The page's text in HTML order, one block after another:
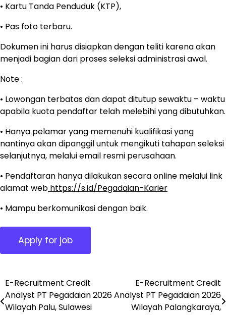
• Kartu Tanda Penduduk (KTP),
• Pas foto terbaru.
Dokumen ini harus disiapkan dengan teliti karena akan
menjadi bagian dari proses seleksi administrasi awal.
Note :
• Lowongan terbatas dan dapat ditutup sewaktu – waktu
apabila kuota pendaftar telah melebihi yang dibutuhkan.
• Hanya pelamar yang memenuhi kualifikasi yang
nantinya akan dipanggil untuk mengikuti tahapan seleksi
selanjutnya, melalui email resmi perusahaan.
• Pendaftaran hanya dilakukan secara online melalui link
alamat web https://s.id/Pegadaian-Karier
• Mampu berkomunikasi dengan baik.
Post
navigation
E-Recruitment Credit
Analyst PT Pegadaian 2026
Wilayah Palu, Sulawesi
E-Recruitment Credit
Analyst PT Pegadaian 2026
Wilayah Palangkaraya,